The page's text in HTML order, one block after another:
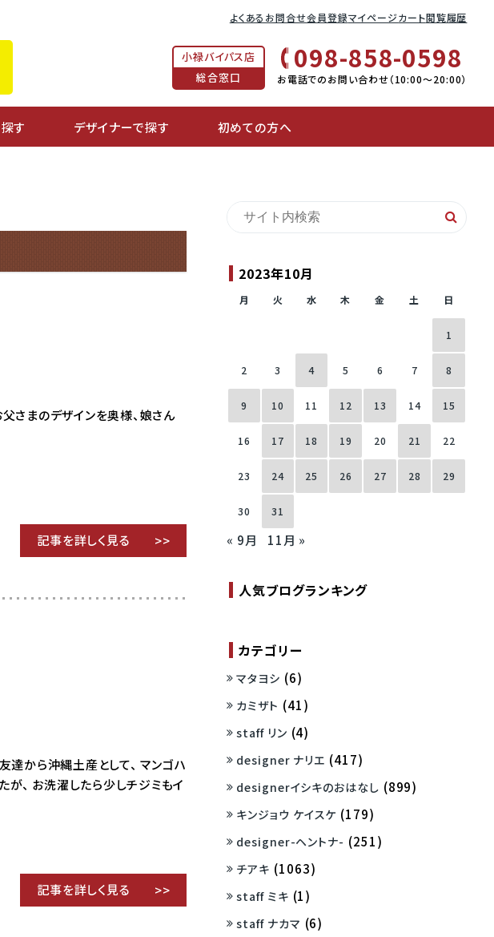
よくあるお問合せ会員登録マイページカート閲覧履歴
小禄バイパス店
総合窓口
098-858-0598
お電話でのお問い合わせ（10:00〜20:00）
す デザイナーで探す 初めての方へ
まのデザインを奥様、娘さん
記事を詳しく見る
から沖縄土産として、 マンゴハ
、 お洗濯したら少しチジミもイ
記事を詳しく見る
2023年10月
月 火 水 木 金 土 日
1
2 3 4 5 6 7 8
9 10 11 12 13 14 15
16 17 18 19 20 21 22
23 24 25 26 27 28 29
30 31
« 9月 11月 »
人気ブログランキング
カテゴリー
マタヨシ (6)
カミザト (41)
staff リン (4)
designer ナリエ (417)
designerイシキのおはなし (899)
キンジョウ ケイスケ (179)
designer-ヘントナ- (251)
チアキ (1063)
staff ミキ (1)
staff ナカマ (6)